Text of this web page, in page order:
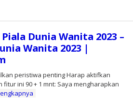
Dunia Wanita 2023 –
Wanita 2023 |
peristiwa penting Harap aktifkan
fitur ini 90 + 1 mnt: Saya mengharapkan